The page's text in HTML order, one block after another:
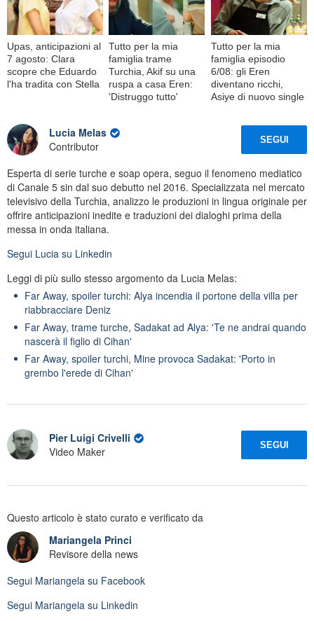
Upas, anticipazioni al
7 agosto: Clara
scopre che Eduardo
l'ha tradita con Stella
Tutto per la mia
famiglia trame
Turchia, Akif su una
ruspa a casa Eren:
'Distruggo tutto'
Tutto per la mia
famiglia episodio
6/08: gli Eren
diventano ricchi,
Asiye di nuovo single
Lucia Melas
Contributor
SEGUI
Esperta di serie turche e soap opera, seguo il fenomeno mediatico
di Canale 5 sin dal suo debutto nel 2016. Specializzata nel mercato
televisivo della Turchia, analizzo le produzioni in lingua originale per
offrire anticipazioni inedite e traduzioni dei dialoghi prima della
messa in onda italiana.
Segui Lucia su Linkedin
Leggi di più sullo stesso argomento da Lucia Melas:
Far Away, spoiler turchi: Alya incendia il portone della villa per
riabbracciare Deniz
Far Away, trame turche, Sadakat ad Alya: 'Te ne andrai quando
nascerà il figlio di Cihan'
Far Away, spoiler turchi, Mine provoca Sadakat: 'Porto in
grembo l'erede di Cihan'
Pier Luigi Crivelli
Video Maker
SEGUI
Questo articolo è stato curato e verificato da
Mariangela Princi
Revisore della news
Segui Mariangela su Facebook
Segui Mariangela su Linkedin